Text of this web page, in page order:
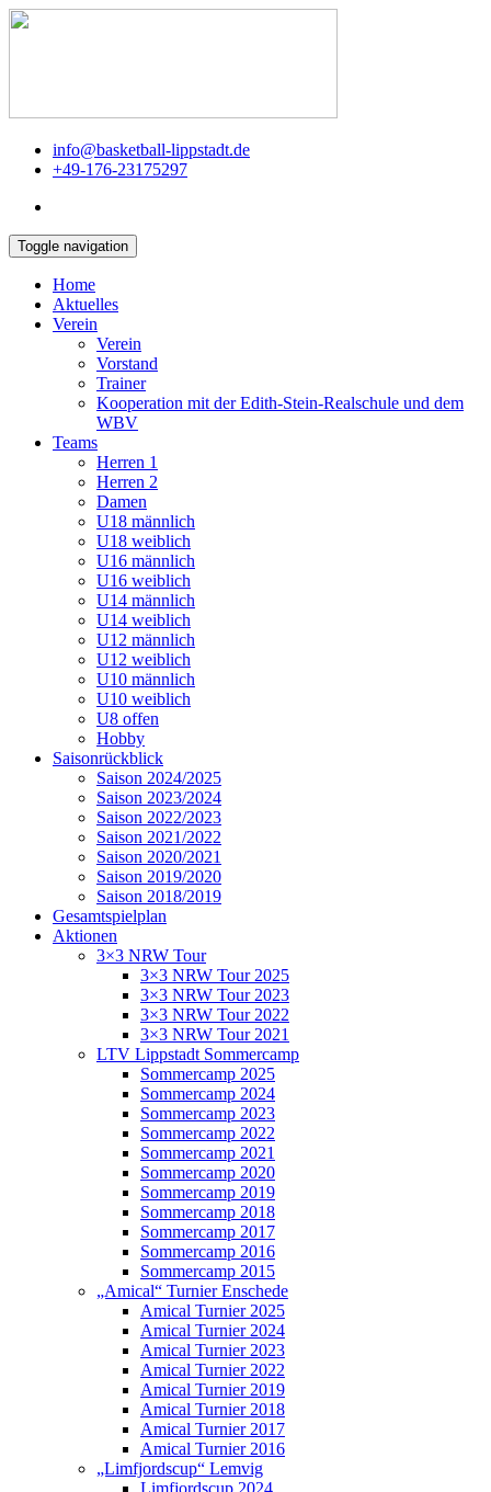
info@basketball-lippstadt.de
+49-176-23175297
Toggle navigation
Home
Aktuelles
Verein
Verein
Vorstand
Trainer
Kooperation mit der Edith-Stein-Realschule und dem
WBV
Teams
Herren 1
Herren 2
Damen
U18 männlich
U18 weiblich
U16 männlich
U16 weiblich
U14 männlich
U14 weiblich
U12 männlich
U12 weiblich
U10 männlich
U10 weiblich
U8 offen
Hobby
Saisonrückblick
Saison 2024/2025
Saison 2023/2024
Saison 2022/2023
Saison 2021/2022
Saison 2020/2021
Saison 2019/2020
Saison 2018/2019
Gesamtspielplan
Aktionen
3×3 NRW Tour
3×3 NRW Tour 2025
3×3 NRW Tour 2023
3×3 NRW Tour 2022
3×3 NRW Tour 2021
LTV Lippstadt Sommercamp
Sommercamp 2025
Sommercamp 2024
Sommercamp 2023
Sommercamp 2022
Sommercamp 2021
Sommercamp 2020
Sommercamp 2019
Sommercamp 2018
Sommercamp 2017
Sommercamp 2016
Sommercamp 2015
„Amical“ Turnier Enschede
Amical Turnier 2025
Amical Turnier 2024
Amical Turnier 2023
Amical Turnier 2022
Amical Turnier 2019
Amical Turnier 2018
Amical Turnier 2017
Amical Turnier 2016
„Limfjordscup“ Lemvig
Limfjordscup 2024